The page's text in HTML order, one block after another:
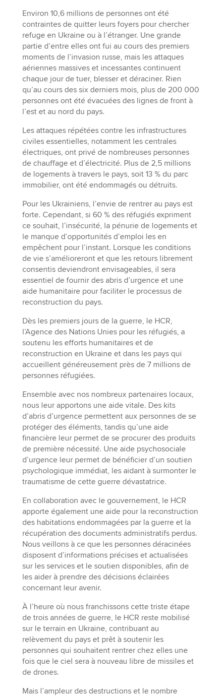
Environ 10,6 millions de personnes ont été
contraintes de quitter leurs foyers pour chercher
refuge en Ukraine ou à l’étranger. Une grande
partie d’entre elles ont fui au cours des premiers
moments de l’invasion russe, mais les attaques
aériennes massives et incessantes continuent
chaque jour de tuer, blesser et déraciner. Rien
qu’au cours des six derniers mois, plus de 200 000
personnes ont été évacuées des lignes de front à
l’est et au nord du pays.
Les attaques répétées contre les infrastructures
civiles essentielles, notamment les centrales
électriques, ont privé de nombreuses personnes
de chauffage et d’électricité. Plus de 2,5 millions
de logements à travers le pays, soit 13 % du parc
immobilier, ont été endommagés ou détruits.
Pour les Ukrainiens, l’envie de rentrer au pays est
forte. Cependant, si 60 % des réfugiés expriment
ce souhait, l’insécurité, la pénurie de logements et
le manque d’opportunités d’emploi les en
empêchent pour l’instant. Lorsque les conditions
de vie s’amélioreront et que les retours librement
consentis deviendront envisageables, il sera
essentiel de fournir des abris d’urgence et une
aide humanitaire pour faciliter le processus de
reconstruction du pays.
Dès les premiers jours de la guerre, le HCR,
l’Agence des Nations Unies pour les réfugiés, a
soutenu les efforts humanitaires et de
reconstruction en Ukraine et dans les pays qui
accueillent généreusement près de 7 millions de
personnes réfugiées.
Ensemble avec nos nombreux partenaires locaux,
nous leur apportons une aide vitale. Des kits
d’abris d’urgence permettent aux personnes de se
protéger des éléments, tandis qu’une aide
financière leur permet de se procurer des produits
de première nécessité. Une aide psychosociale
d’urgence leur permet de bénéficier d’un soutien
psychologique immédiat, les aidant à surmonter le
traumatisme de cette guerre dévastatrice.
En collaboration avec le gouvernement, le HCR
apporte également une aide pour la reconstruction
des habitations endommagées par la guerre et la
récupération des documents administratifs perdus.
Nous veillons à ce que les personnes déracinées
disposent d’informations précises et actualisées
sur les services et le soutien disponibles, afin de
les aider à prendre des décisions éclairées
concernant leur avenir.
À l’heure où nous franchissons cette triste étape
de trois années de guerre, le HCR reste mobilisé
sur le terrain en Ukraine, contribuant au
relèvement du pays et prêt à soutenir les
personnes qui souhaitent rentrer chez elles une
fois que le ciel sera à nouveau libre de missiles et
de drones.
Mais l’ampleur des destructions et le nombre